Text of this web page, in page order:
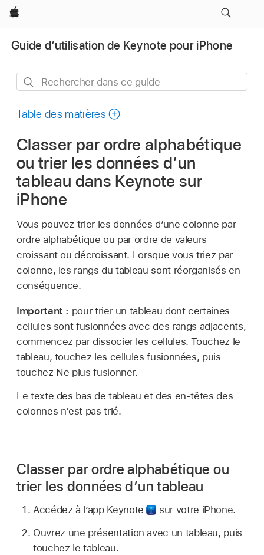
Apple
Guide d’utilisation de Keynote pour iPhone
Rechercher
ce
Table des matières
Classer par ordre alphabétique
ou trier les données d’un
tableau dans Keynote sur
iPhone
Vous pouvez trier les données d’une colonne par
ordre alphabétique ou par ordre de valeurs
croissant ou décroissant. Lorsque vous triez par
colonne, les rangs du tableau sont réorganisés en
conséquence.
Important : pour trier un tableau dont certaines
cellules sont fusionnées avec des rangs adjacents,
commencez par dissocier les cellules. Touchez le
tableau, touchez les cellules fusionnées, puis
touchez Ne plus fusionner.
Le texte des bas de tableau et des en-têtes des
colonnes n’est pas trié.
Classer par ordre alphabétique ou
trier les données d’un tableau
Accédez à l’app Keynote
sur votre iPhone.
Ouvrez une présentation avec un tableau, puis
touchez le tableau.